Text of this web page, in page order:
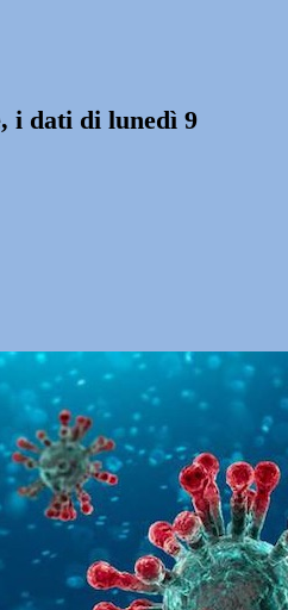
i dati di lunedì 9